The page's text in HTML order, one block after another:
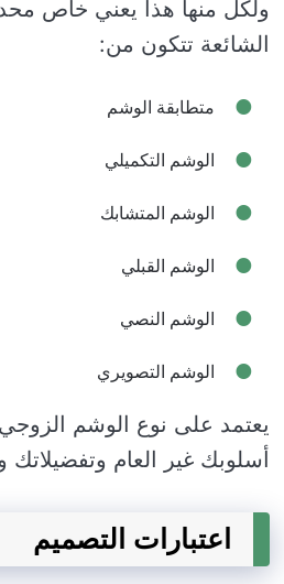
ولكل منها هذا يعني خاص
الشائعة تتكون من:
متطابقة الوشم
الوشم التكميلي
الوشم المتشابك
الوشم القبلي
الوشم النصي
الوشم التصويري
يعتمد على نوع الوشم
أسلوبك غير العام وتفضيلاتك
اعتبارات التصميم